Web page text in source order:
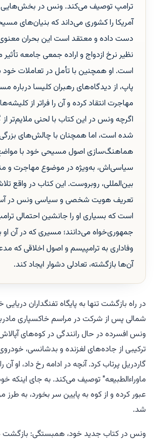
ترامپ توصیف می‌کند. ونس در بخش‌هایی
آمریکا را کشوری می‌داند که بنیان‌های
دست داده و معتقد است این بحران
نظیر نرخ ازدواج و اراده جمعی جامعه
است. او همچنین با تأمل در تعاملات خود
پاپ، از دیدگاه‌های رهبران کلیسا درباره
مهاجرت انتقاد کرده و آن را فراتر از
اگرچه ونس در این کتاب با لحنی ملایم‌تر
شده است، اما همچنان با چالش‌های
هماهنگ‌سازی اصول مسیحی خود با
سیاسی‌اش، به‌ویژه در موضوع مهاجرت و
بین‌المللی، روبروست. این کتاب در واقع
تعریف هویت شخصی و سیاسی ونس در
است که بسیاری او را جانشین احتمالی
جمهوری‌خواه می‌دانند؛ مسیری که در آن او
وفاداری به ترامپیسم و اصول اخلاقی که
آن‌ها بازگشته، تعادلی دشوار ایجاد کند.
در راه بازگشت تنها به پایگاه تفنگداران دریایی
شمالی پس از شرکت در مراسم خاکسپاری
ونس افسرده در حال رانندگی در کوه‌های
ترکیبی از جاده‌های لغزنده و بدشانسی،
گاردریل پرتاب کرد. آنچه در ادامه رخ داد، او آن
ماوراءالطبیعه" توصیف می‌کند. به جای اینکه
عبور کرده و از کوه به پایین سر بخورد، به
شد.
ونس در کتاب جدید خود، همبستگی: بازگشت